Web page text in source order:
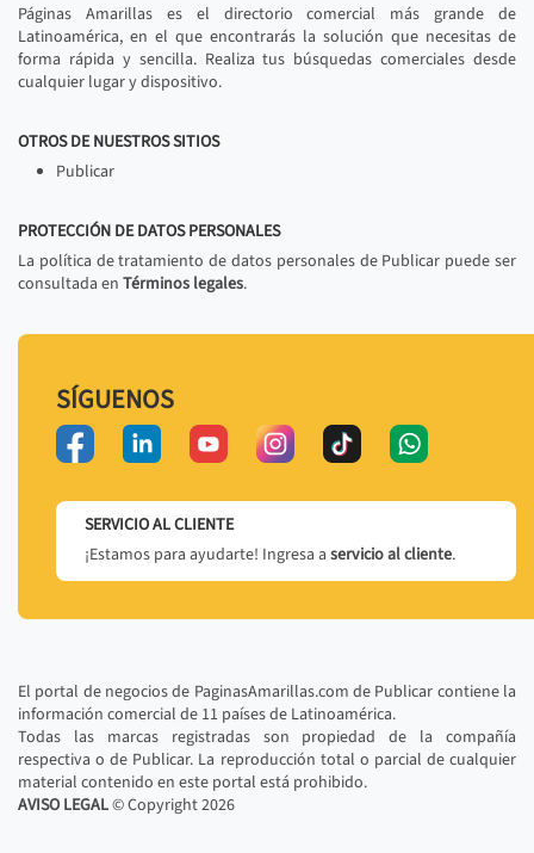
Páginas Amarillas es el directorio comercial más grande de
Latinoamérica, en el que encontrarás la solución que necesitas de
forma rápida y sencilla. Realiza tus búsquedas comerciales desde
cualquier lugar y dispositivo.
OTROS DE NUESTROS SITIOS
Publicar
PROTECCIÓN DE DATOS PERSONALES
La política de tratamiento de datos personales de Publicar puede ser
consultada en Términos legales.
SÍGUENOS
SERVICIO AL CLIENTE
¡Estamos para ayudarte! Ingresa a servicio al cliente.
El portal de negocios de PaginasAmarillas.com de Publicar contiene la
información comercial de 11 países de Latinoamérica.
Todas las marcas registradas son propiedad de la compañía
respectiva o de Publicar. La reproducción total o parcial de cualquier
material contenido en este portal está prohibido.
AVISO LEGAL© Copyright2026